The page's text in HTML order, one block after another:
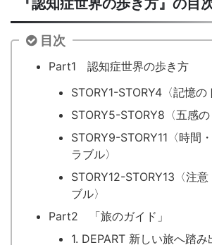
『認知症世界の歩き方』の目
目次
Part1 認知症世界の歩き方
STORY1-STORY4〈記憶の
STORY5-STORY8〈五感の
STORY9-STORY11〈時間
ラブル〉
STORY12-STORY13〈注
ブル〉
Part2 「旅のガイド」
1. DEPART 新しい旅へ踏み